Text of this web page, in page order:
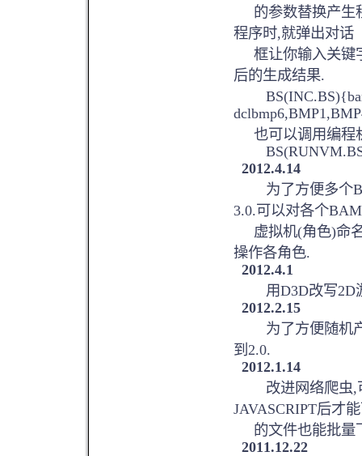
的参数替换产生
程序时,就弹出对话
框让你输入关键
后的生成结果.
也可以调用编程
2012.4.14
为了方便多个
3.0.可以对各个
虚拟机(角色)命
操作各角色.
2012.4.1
用D3D改写2D游
2012.2.15
为了方便随机产
到2.0.
2012.1.14
改进网络爬虫,可
JAVASCRIPT后才
的文件也能批量
2011.12.22